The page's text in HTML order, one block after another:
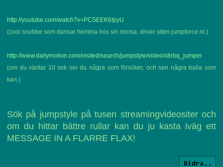
http://youtube.com/watch?v=PCSEEK6IpyU
(cool snubbe som dansar hemma hos sin morsa. driver siten jumpforce.nl.)
http://www.dailymotion.com/visited/search/jumpstyle/video/x8rbq_jumper
(om du väntar 10 sek ser du några som försöker, och sen några balla som
kan.)
Sök på jumpstyle på tusen streamingvideositer och
om du hittar bättre rullar kan du ju kasta iväg ett
MESSAGE IN A FLARRE FLAX!
Bidra..